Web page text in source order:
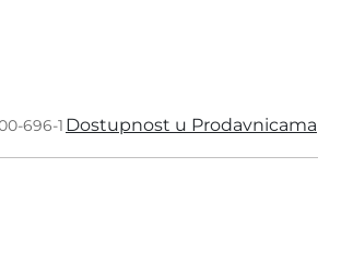
696-1 Dostupnost u Prodavnicama